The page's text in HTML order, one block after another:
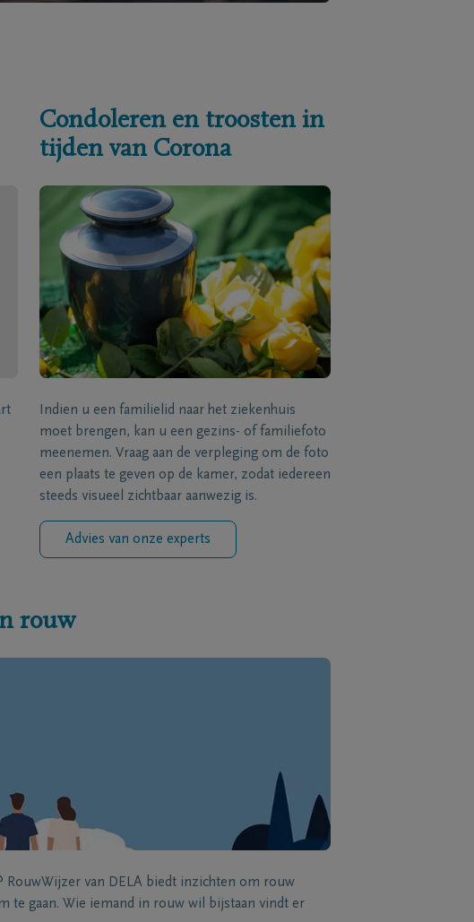
Condoleren en troosten in
tijden van Corona
Indien u een familielid naar het ziekenhuis
moet brengen, kan u een gezins- of familiefoto
meenemen. Vraag aan de verpleging om de foto
een plaats te geven op de kamer, zodat iedereen
steeds visueel zichtbaar aanwezig is.
Advies van onze experts
rouw
van DELA biedt inzichten om rouw
te gaan. Wie iemand in rouw wil bijstaan vindt er